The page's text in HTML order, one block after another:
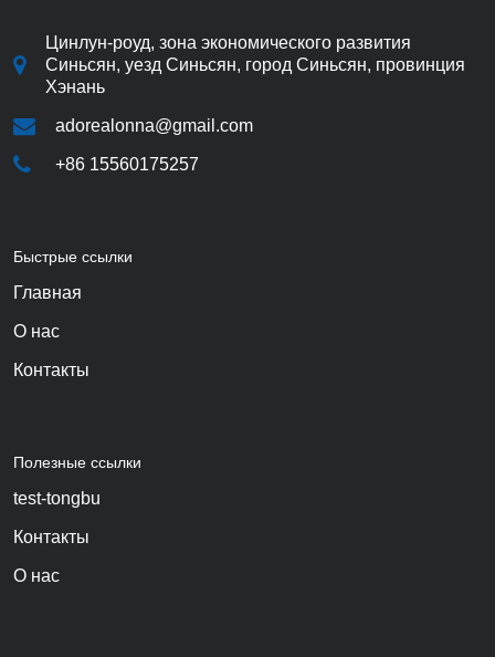
Цинлун-роуд, зона экономического развития
Синьсян, уезд Синьсян, город Синьсян, провинция
Хэнань
adorealonna@gmail.com
+86 15560175257
Быстрые ссылки
Главная
О нас
Контакты
Полезные ссылки
test-tongbu
Контакты
О нас